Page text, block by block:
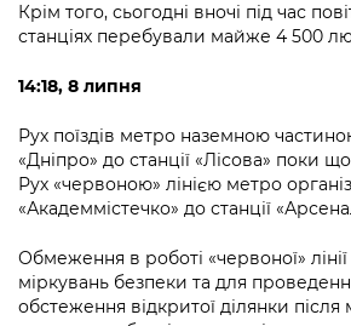
Крім того, сьогодні вночі під час
станціях перебували майже 4 500
14:18, 8 липня
Рух поїздів метро наземною
«Дніпро» до станції «Лісова» поки
Рух «червоною» лінією метро
«Академмістечко» до станції
Обмеження в роботі «червоної»
міркувань безпеки та для
обстеження відкритої ділянки після